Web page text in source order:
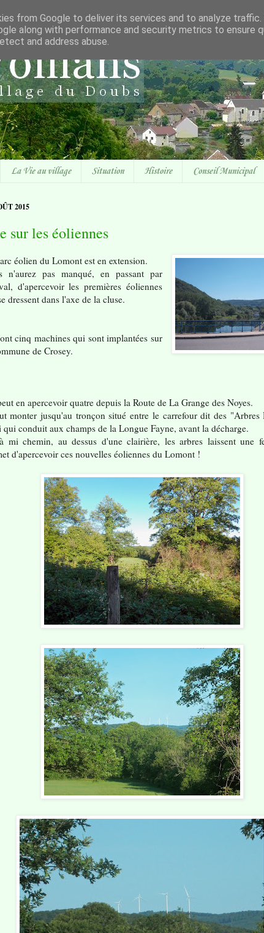
La Vie au village Situation Histoire Conseil Municipal
2015
sur les éoliennes
éolien du Lomont est en extension.
n'aurez pas manqué, en passant par
d'apercevoir les premières éoliennes
dressent dans l'axe de la cluse.
cinq machines qui sont implantées sur
de Crosey.
en apercevoir quatre depuis la Route de La Grange des Noyes.
monter jusqu'au tronçon situé entre le carrefour dit des "Arbres
qui conduit aux champs de la Longue Fayne, avant la décharge.
mi chemin, au dessus d'une clairière, les arbres laissent une
d'apercevoir ces nouvelles éoliennes du Lomont !
from Google to deliver its services and to analyze traffic.
along with performance and security metrics to ensure
and address abuse.